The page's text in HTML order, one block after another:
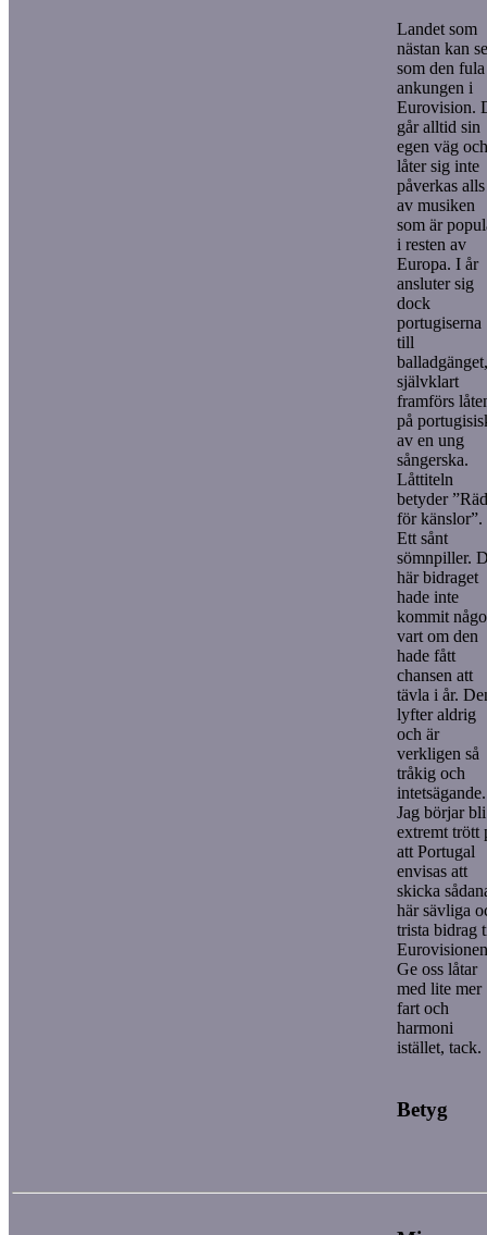
Landet som
nästan kan
som den fula
ankungen i
Eurovision.
går alltid sin
egen väg och
låter sig inte
påverkas alls
av musiken
som är
i resten av
Europa. I år
ansluter sig
dock
portugiserna
till
balladgänget,
självklart
framförs
på
av en ung
sångerska.
Låttiteln
betyder
för känslor”.
Ett sånt
sömnpiller.
här bidraget
hade inte
kommit
vart om den
hade fått
chansen att
tävla i år.
lyfter aldrig
och är
verkligen så
tråkig och
intetsägande.
Jag börjar bli
extremt trött
att Portugal
envisas att
skicka
här sävliga
trista bidrag
Ge oss låtar
med lite mer
fart och
harmoni
istället, tack.
Betyg